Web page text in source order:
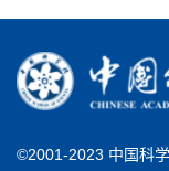
©2001-2023 中国科